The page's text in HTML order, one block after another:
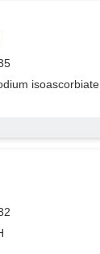
isoascorbiate